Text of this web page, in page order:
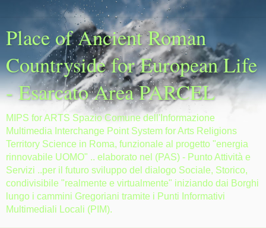
Place of Ancient Roman
Countryside for European Life
- Esarcato Area PARCEL
MIPS for ARTS Spazio Comune dell'Informazione
Multimedia Interchange Point System for Arts Religions
Territory Science in Roma, funzionale al progetto "energia
rinnovabile UOMO" .. elaborato nel (PAS) - Punto Attività e
Servizi ..per il futuro sviluppo del dialogo Sociale, Storico,
condivisibile "realmente e virtualmente" iniziando dai Borghi
lungo i cammini Gregoriani tramite i Punti Informativi
Multimediali Locali (PIM).